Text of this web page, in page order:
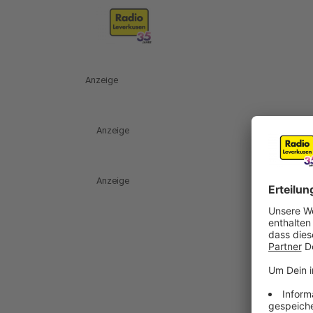
Anzeige
Anzeige
Anzeige